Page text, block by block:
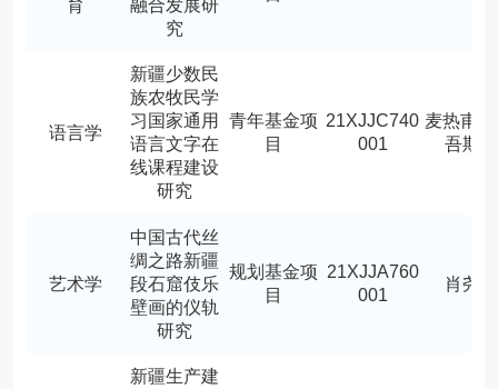
育
融合发展研
究
语言学
新疆少数民
族农牧民学
习国家通用
语言文字在
线课程建设
研究
青年基金项
目
21XJJC740
001
麦热甫阿
吾斯曼
艺术学
中国古代丝
绸之路新疆
段石窟伎乐
壁画的仪轨
研究
规划基金项
目
21XJJA760
001
肖尧轩
新疆生产建